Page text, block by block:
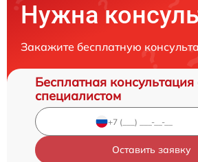
Нужна
Закажите бесплатную
Бесплатная консультация
специалистом
Оставить заявку